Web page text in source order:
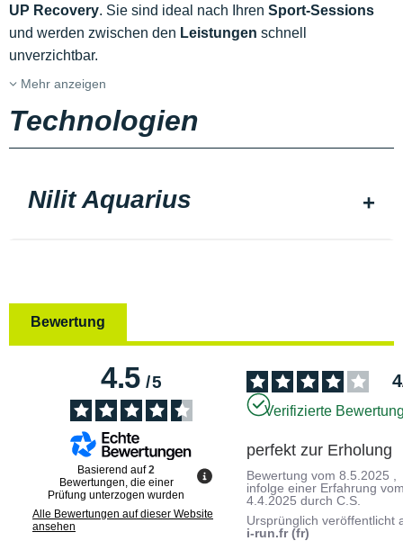
UP Recovery. Sie sind ideal nach Ihren Sport-Sessions
und werden zwischen den Leistungen schnell
unverzichtbar.
Mehr anzeigen
Technologien
Nilit Aquarius
Bewertung
4.5/5
Basierend auf2
Bewertungen, die einer
Prüfung unterzogen wurden
Alle Bewertungen auf dieser Website
ansehen
4
Verifizierte
perfekt zur Erholung
Bewertung vom8.5.2025
infolge einer Erfahrung
4.4.2025 durchC.S.
Ursprünglich veröffentlicht
i-run.fr (fr)